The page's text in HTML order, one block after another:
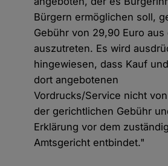
Bürgern ermöglichen soll,
Gebühr von 29,90 Euro aus
auszutreten. Es wird
hingewiesen, dass Kauf
dort angebotenen
Vordrucks/Service nicht
der gerichtlichen Gebühr
Erklärung vor dem
Amtsgericht entbindet."